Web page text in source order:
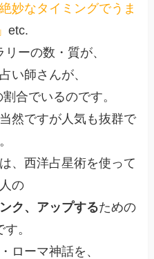
妙なタイミングでうま
etc.
ーの数・質が、
い師さんが、
合でいるのです。
然ですが人気も抜群で
、西洋占星術を使って
の
ク、アップするための
。
ローマ神話を、